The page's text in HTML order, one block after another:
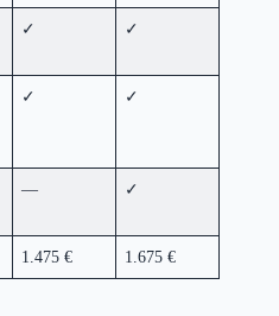
✓ ✓
✓ ✓
— ✓
1.475 € 1.675 €